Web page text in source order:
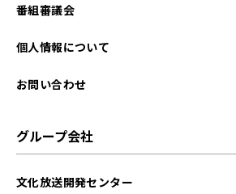
番組審議会
個人情報について
お問い合わせ
グループ会社
文化放送開発センター